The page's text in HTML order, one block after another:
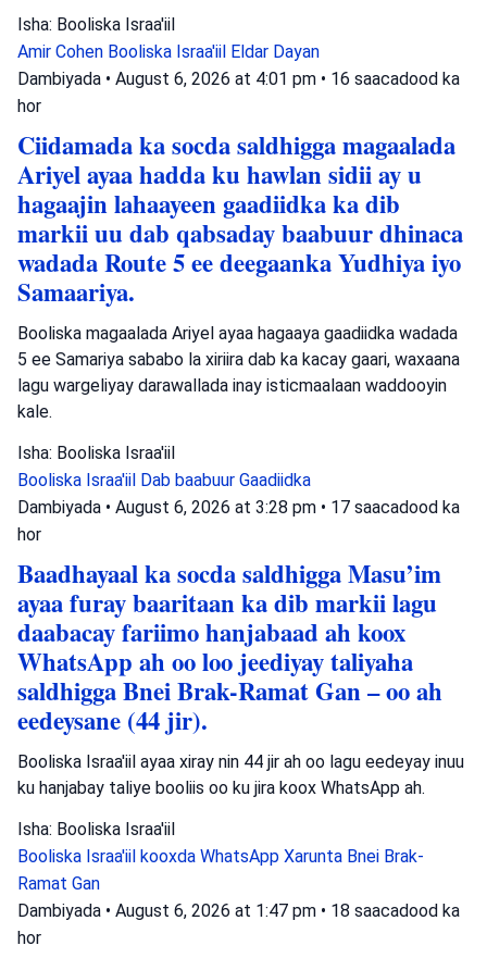
Isha: Booliska Israa'iil
Amir Cohen Booliska Israa'iil Eldar Dayan
Dambiyada • August 6, 2026 at 4:01 pm • 16 saacadood ka
hor
Ciidamada ka socda saldhigga magaalada
Ariyel ayaa hadda ku hawlan sidii ay u
hagaajin lahaayeen gaadiidka ka dib
markii uu dab qabsaday baabuur dhinaca
wadada Route 5 ee deegaanka Yudhiya iyo
Samaariya.
Booliska magaalada Ariyel ayaa hagaaya gaadiidka wadada
5 ee Samariya sababo la xiriira dab ka kacay gaari, waxaana
lagu wargeliyay darawallada inay isticmaalaan waddooyin
kale.
Isha: Booliska Israa'iil
Booliska Israa'iil Dab baabuur Gaadiidka
Dambiyada • August 6, 2026 at 3:28 pm • 17 saacadood ka
hor
Baadhayaal ka socda saldhigga Masu’im
ayaa furay baaritaan ka dib markii lagu
daabacay fariimo hanjabaad ah koox
WhatsApp ah oo loo jeediyay taliyaha
saldhigga Bnei Brak-Ramat Gan – oo ah
eedeysane (44 jir).
Booliska Israa'iil ayaa xiray nin 44 jir ah oo lagu eedeyay inuu
ku hanjabay taliye booliis oo ku jira koox WhatsApp ah.
Isha: Booliska Israa'iil
Booliska Israa'iil kooxda WhatsApp Xarunta Bnei Brak-
Ramat Gan
Dambiyada • August 6, 2026 at 1:47 pm • 18 saacadood ka
hor